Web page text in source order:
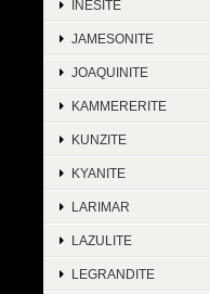
INESITE
JAMESONITE
JOAQUINITE
KAMMERERITE
KUNZITE
KYANITE
LARIMAR
LAZULITE
LEGRANDITE